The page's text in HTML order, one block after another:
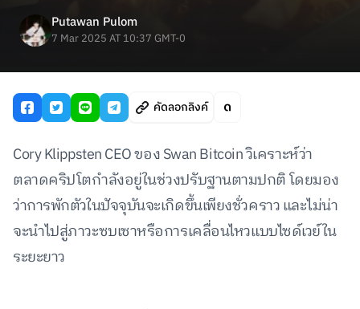
Putawan Pulom
7 Mar 2025 AT 10:37 GMT-0
คัดลอกลิงค์
Cory Klippsten CEO ของ Swan Bitcoin วิเคราะห์ว่า
ตลาดคริปโตกำลังอยู่ในช่วงปรับฐานตามปกติ โดยมอง
ว่าการพักตัวในปัจจุบันจะเกิดขึ้นเพียงชั่วคราว และไม่น่า
จะนำไปสู่ภาวะซบเซาหรือการเคลื่อนไหวแบบไซด์เวย์ใน
ระยะยาว